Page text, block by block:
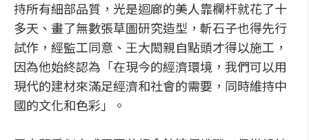
持所有細部品質，光是迴廊的美人靠欄杆就花了十
多天、畫了無數張草圖研究造型，斬石子也得先行
試作，經監工同意、王大閎親自點頭才得以施工，
因為他始終認為「在現今的經濟環境，我們可以用
現代的建材來滿足經濟和社會的需要，同時維持中
國的文化和色彩」。